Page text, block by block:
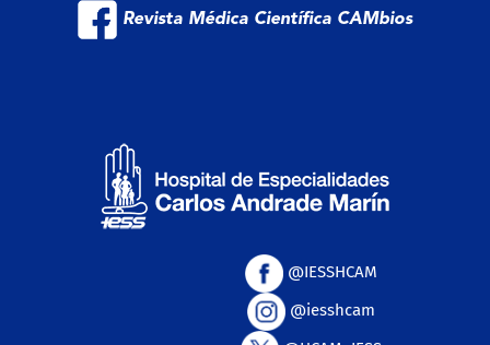
Revista Médica Científica CAMbios
@IESSHCAM
@iesshcam